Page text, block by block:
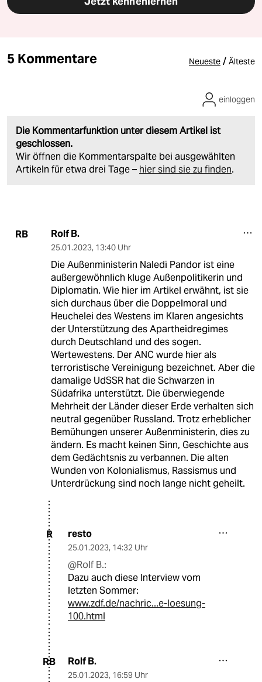
5 Kommentare Neueste / Älteste
Die Kommentarfunktion unter diesem Artikel ist
geschlossen.
Wir öffnen die Kommentarspalte bei ausgewählten
Artikeln für etwa drei Tage – hier sind sie zu finden.
einloggen
RB Rolf B.
25.01.2023, 13:40 Uhr
Die Außenministerin Naledi Pandor ist eine
außergewöhnlich kluge Außenpolitikerin und
Diplomatin. Wie hier im Artikel erwähnt, ist sie
sich durchaus über die Doppelmoral und
Heuchelei des Westens im Klaren angesichts
der Unterstützung des Apartheidregimes
durch Deutschland und des sogen.
Wertewestens. Der ANC wurde hier als
terroristische Vereinigung bezeichnet. Aber die
damalige UdSSR hat die Schwarzen in
Südafrika unterstützt. Die überwiegende
Mehrheit der Länder dieser Erde verhalten sich
neutral gegenüber Russland. Trotz erheblicher
Bemühungen unserer Außenministerin, dies zu
ändern. Es macht keinen Sinn, Geschichte aus
dem Gedächtsnis zu verbannen. Die alten
Wunden von Kolonialismus, Rassismus und
Unterdrückung sind noch lange nicht geheilt.
R resto
25.01.2023, 14:32 Uhr
@Rolf B.:
Dazu auch diese Interview vom
letzten Sommer:
www.zdf.de/nachric...e-loesung-
100.html
RB Rolf B.
25.01.2023, 16:59 Uhr